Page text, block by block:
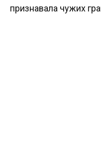
признавала чужих